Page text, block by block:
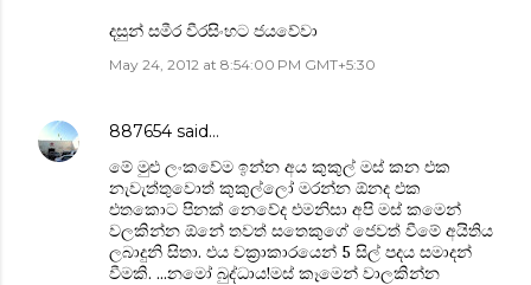
දසුන් සමීර වීරසිංහට ජයවේවා
May 24, 2012 at 8:54:00 PM GMT+5:30
887654 said…
මේ මුළු ලංකවේම ඉන්න අය කුකුල් මස් කන එක
නැවැත්තුවොත් කුකුල්ලෝ මරන්න ඕනද එක
එතකොට පිනක් නෙවේද එමනිසා අපි මස් කමෙන්
වලකින්න ඕනේ තවත් සතෙකුගේ ජෙවත් වීමේ අයිතිය
ලබාදුනි සිතා. එය වක්‍රාකාරයෙන් 5 සිල් පදය සමාදන්
වීමකි. ...නමෝ බුද්ධාය!මස් කෑමෙන් වාලකින්න